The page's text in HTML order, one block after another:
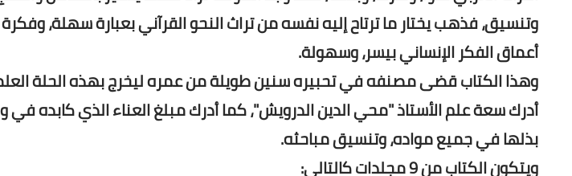
وتنسيق، فذهب يختار ما ترتاح إليه نفسه من تراث النحو القرآني بعبارة سهلة،
أعماق الفكر الإنساني بيسر، وسهولة.
وهذا الكتاب قضى مصنفه في تحبيره سنين طويلة من عمره ليخرج بهذه الحلة
أدرك سعة علم الأستاذ "محي الدين الدرويش"، كما أدرك مبلغ العناء الذي كابده في
بذلها في جميع مواده، وتنسيق مباحثه.
ويتكون الكتاب من 9 مجلدات كالتالى: